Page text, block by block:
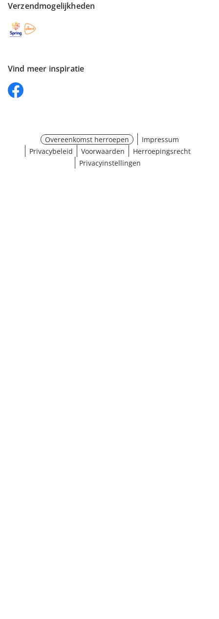
Verzendmogelijkheden
Vind meer inspiratie
Overeenkomst herroepen
Impressum
Privacybeleid
Voorwaarden
Herroepingsrecht
Privacyinstellingen